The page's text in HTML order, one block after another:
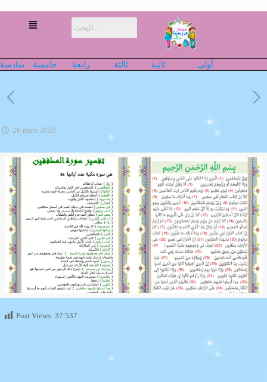
أولى ثانية ثالثة رابعة خامسة سادسة
26 mars 2020
Post Views: 37 537